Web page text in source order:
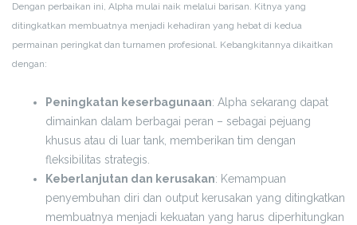
Dengan perbaikan ini, Alpha mulai naik melalui barisan. Kitnya yang
ditingkatkan membuatnya menjadi kehadiran yang hebat di kedua
permainan peringkat dan turnamen profesional. Kebangkitannya dikaitkan
dengan:
Peningkatan keserbagunaan: Alpha sekarang dapat
dimainkan dalam berbagai peran – sebagai pejuang
khusus atau di luar tank, memberikan tim dengan
fleksibilitas strategis.
Keberlanjutan dan kerusakan: Kemampuan
penyembuhan diri dan output kerusakan yang ditingkatkan
membuatnya menjadi kekuatan yang harus diperhitungkan